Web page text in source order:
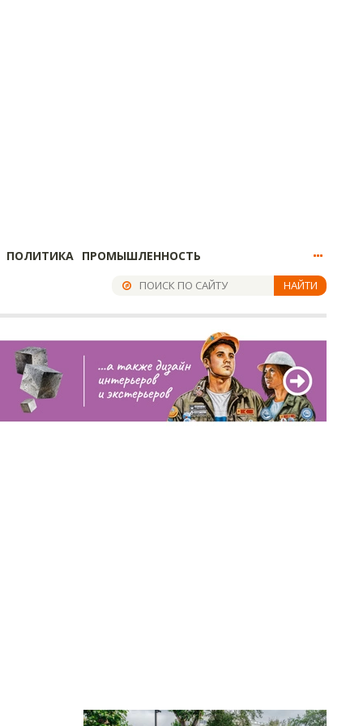
ПОЛИТИКА ПРОМЫШЛЕННОСТЬ
НАЙТИ